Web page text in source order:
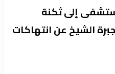
إلى ثكنة
الشيخ عن انتهاكات